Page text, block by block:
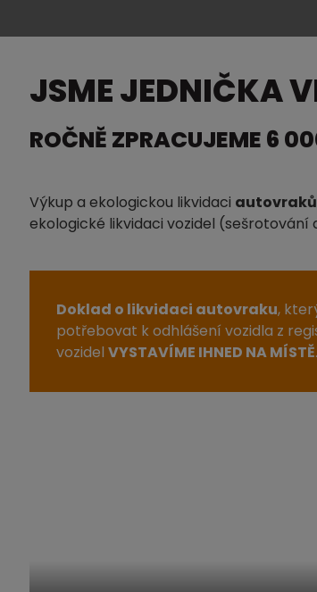
JSME JEDNIČKA
ROČNĚ ZPRACUJEME 6
Výkup a ekologickou likvidaci
ekologické likvidaci vozidel
Doklad o likvidaci autovraku,
potřebovat k odhlášení vozidla z
vozidel VYSTAVÍME IHNED NA MÍSTĚ.